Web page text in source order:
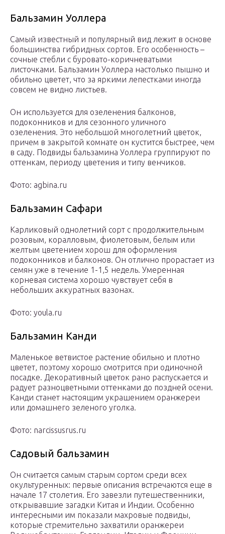
Бальзамин Уоллера
Самый известный и популярный вид лежит в основе
большинства гибридных сортов. Его особенность –
сочные стебли с буровато-коричневатыми
листочками. Бальзамин Уоллера настолько пышно и
обильно цветет, что за яркими лепестками иногда
совсем не видно листьев.
Он используется для озеленения балконов,
подоконников и для сезонного уличного
озеленения. Это небольшой многолетний цветок,
причем в закрытой комнате он кустится быстрее, чем
в саду. Подвиды бальзамина Уоллера группируют по
оттенкам, периоду цветения и типу венчиков.
Фото: agbina.ru
Бальзамин Сафари
Карликовый однолетний сорт с продолжительным
розовым, коралловым, фиолетовым, белым или
желтым цветением хорош для оформления
подоконников и балконов. Он отлично прорастает из
семян уже в течение 1-1,5 недель. Умеренная
корневая система хорошо чувствует себя в
небольших аккуратных вазонах.
Фото: youla.ru
Бальзамин Канди
Маленькое ветвистое растение обильно и плотно
цветет, поэтому хорошо смотрится при одиночной
посадке. Декоративный цветок рано распускается и
радует разноцветными оттенками до поздней осени.
Канди станет настоящим украшением оранжереи
или домашнего зеленого уголка.
Фото: narcissusrus.ru
Садовый бальзамин
Он считается самым старым сортом среди всех
окультуренных: первые описания встречаются еще в
начале 17 столетия. Его завезли путешественники,
открывавшие загадки Китая и Индии. Особенно
интересными им показали махровые подвиды,
которые стремительно захватили оранжереи